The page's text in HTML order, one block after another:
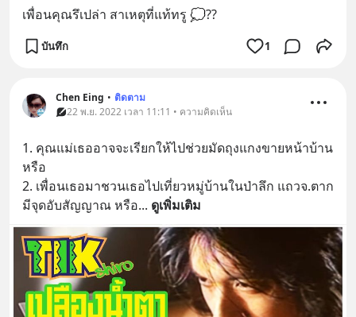
เพื่อนคุณรึเปล่า สาเหตุที่แท้ทรู 💭??
บันทึก 1
Chen Eing • ติดตาม
22 พ.ย. 2022 เวลา 11:11 • ความคิดเห็น
1. คุณแม่เธออาจจะเรียกให้ไปช่วยมัดถุงแกงขายหน้าบ้าน
หรือ
2. เพื่อนเธอมาชวนเธอไปเที่ยวหมู่บ้านในป่าลึก แถวจ.ตาก
มีจุดอับสัญญาณ หรือ... ดูเพิ่มเติม